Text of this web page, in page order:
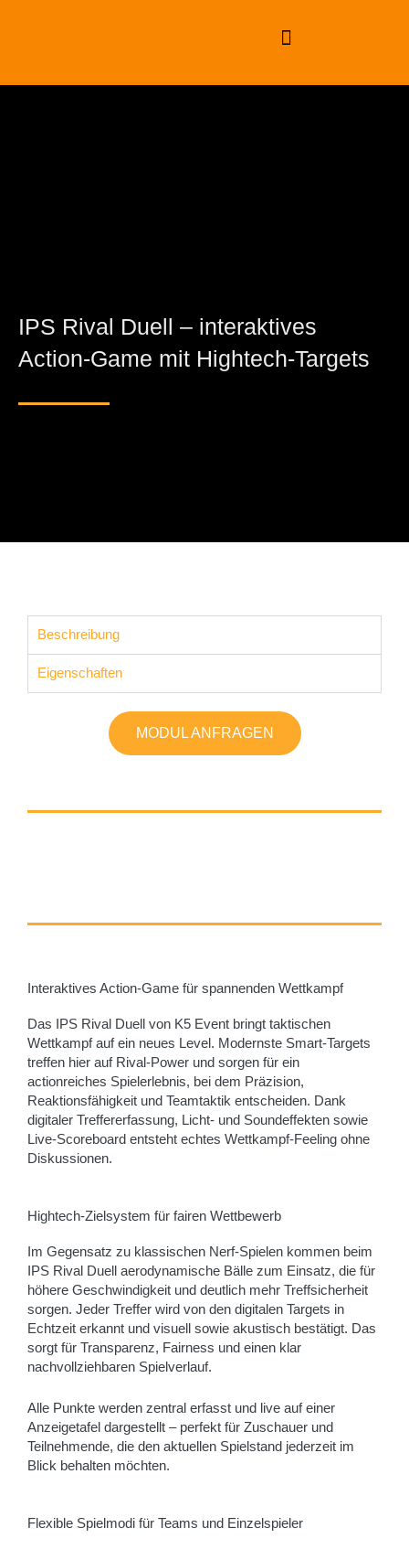
IPS Rival Duell – interaktives
Action-Game mit Hightech-Targets
Beschreibung
Eigenschaften
MODUL ANFRAGEN
Interaktives Action-Game für spannenden Wettkampf
Das IPS Rival Duell von K5 Event bringt taktischen
Wettkampf auf ein neues Level. Modernste Smart-Targets
treffen hier auf Rival-Power und sorgen für ein
actionreiches Spielerlebnis, bei dem Präzision,
Reaktionsfähigkeit und Teamtaktik entscheiden. Dank
digitaler Treffererfassung, Licht- und Soundeffekten sowie
Live-Scoreboard entsteht echtes Wettkampf-Feeling ohne
Diskussionen.
Hightech-Zielsystem für fairen Wettbewerb
Im Gegensatz zu klassischen Nerf-Spielen kommen beim
IPS Rival Duell aerodynamische Bälle zum Einsatz, die für
höhere Geschwindigkeit und deutlich mehr Treffsicherheit
sorgen. Jeder Treffer wird von den digitalen Targets in
Echtzeit erkannt und visuell sowie akustisch bestätigt. Das
sorgt für Transparenz, Fairness und einen klar
nachvollziehbaren Spielverlauf.
Alle Punkte werden zentral erfasst und live auf einer
Anzeigetafel dargestellt – perfekt für Zuschauer und
Teilnehmende, die den aktuellen Spielstand jederzeit im
Blick behalten möchten.
Flexible Spielmodi für Teams und Einzelspieler